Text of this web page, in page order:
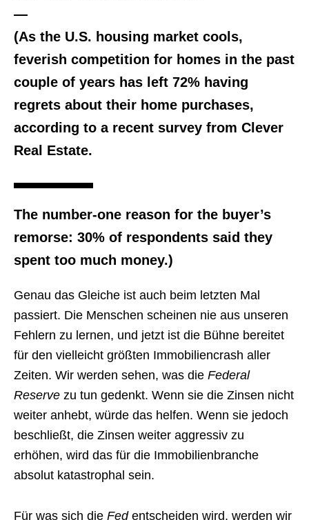
—
(As the U.S. housing market cools,
feverish competition for homes in the past
couple of years has left 72% having
regrets about their home purchases,
according to a recent survey from Clever
Real Estate.
The number-one reason for the buyer’s
remorse: 30% of respondents said they
spent too much money.)
Genau das Gleiche ist auch beim letzten Mal
passiert. Die Menschen scheinen nie aus unseren
Fehlern zu lernen, und jetzt ist die Bühne bereitet
für den vielleicht größten Immobiliencrash aller
Zeiten. Wir werden sehen, was die Federal
Reserve zu tun gedenkt. Wenn sie die Zinsen nicht
weiter anhebt, würde das helfen. Wenn sie jedoch
beschließt, die Zinsen weiter aggressiv zu
erhöhen, wird das für die Immobilienbranche
absolut katastrophal sein.
Für was sich die Fedentscheiden wird, werden wir